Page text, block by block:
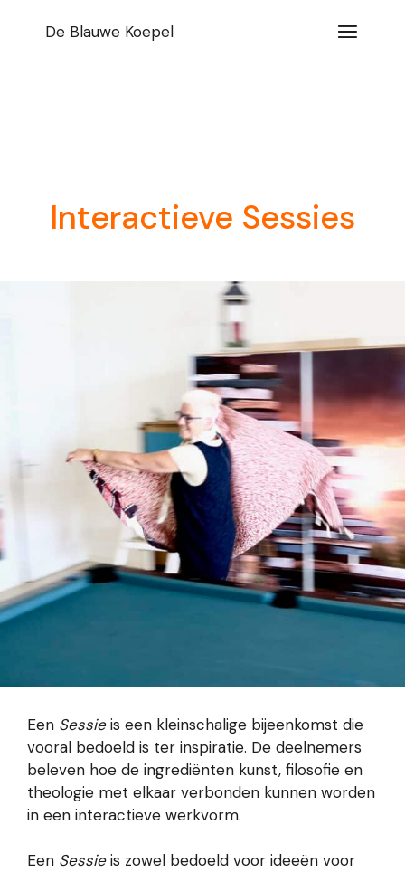
De Blauwe Koepel
Interactieve Sessies
Een Sessieis een kleinschalige bijeenkomst die
vooral bedoeld is ter inspiratie. De deelnemers
beleven hoe de ingrediënten kunst, filosofie en
theologie met elkaar verbonden kunnen worden
in een interactieve werkvorm.
Een Sessieis zowel bedoeld voor ideeën voor